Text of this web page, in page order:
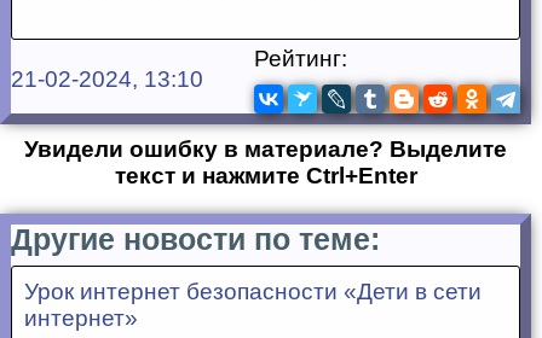
21-02-2024, 13:10
Рейтинг:
Увидели ошибку в материале? Выделите
текст и нажмите Ctrl+Enter
Другие новости по теме:
Урок интернет безопасности «Дети в сети
интернет»